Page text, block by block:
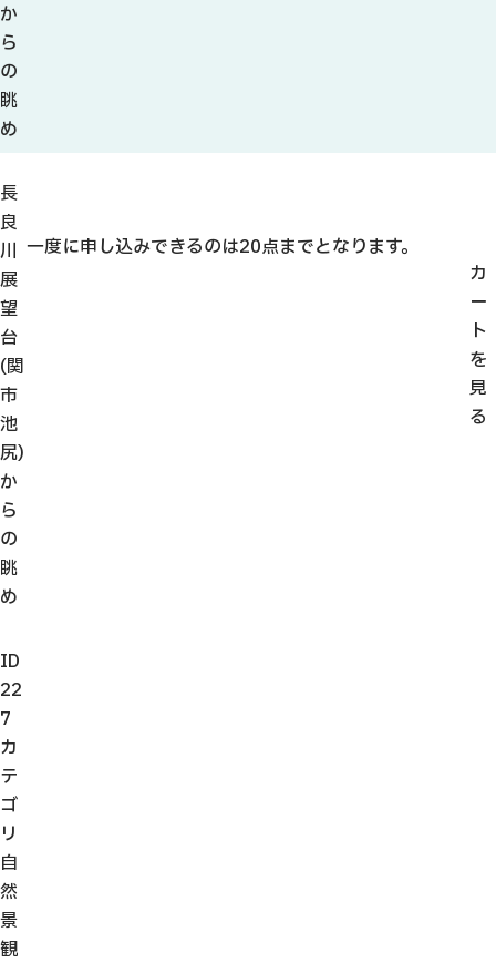
か
ら
の
眺
め
長
良
川
展
望
台
(関
市
池
尻)
か
ら
の
眺
め
ID
22
7
カ
テ
ゴ
リ
自
然
景
観
一度に申し込みできるのは20点までとなります。
カ
ー
ト
を
見
る